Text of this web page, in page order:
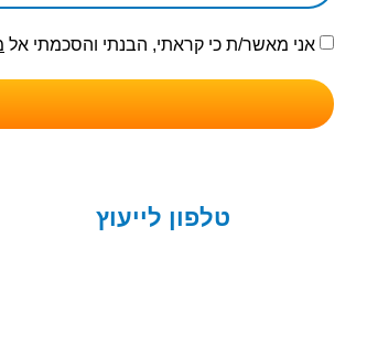
אני מאשר/ת כי קראתי, הבנתי והסכמתי אל
טלפון לייעוץ